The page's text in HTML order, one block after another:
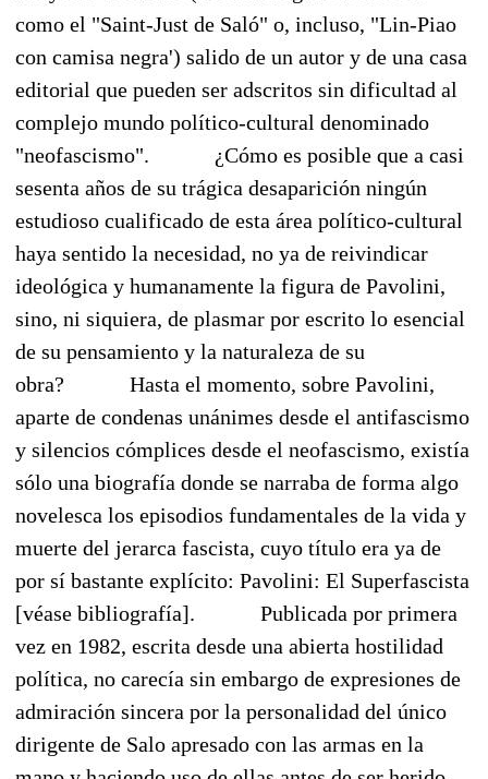
como el "Saint-Just de Saló" o, incluso, "Lin-Piao
con camisa negra') salido de un autor y de una casa
editorial que pueden ser adscritos sin dificultad al
complejo mundo político-cultural denominado
"neofascismo".
¿Cómo es posible que a casi
sesenta años de su trágica desaparición ningún
estudioso cualificado de esta área político-cultural
haya sentido la necesidad, no ya de reivindicar
ideológica y humanamente la figura de Pavolini,
sino, ni siquiera, de plasmar por escrito lo esencial
de su pensamiento y la naturaleza de su
obra?
Hasta el momento, sobre Pavolini,
aparte de condenas unánimes desde el antifascismo
y silencios cómplices desde el neofascismo, existía
sólo una biografía donde se narraba de forma algo
novelesca los episodios fundamentales de la vida y
muerte del jerarca fascista, cuyo título era ya de
por sí bastante explícito: Pavolini: El Superfascista
[véase bibliografía].
Publicada por primera
vez en 1982, escrita desde una abierta hostilidad
política, no carecía sin embargo de expresiones de
admiración sincera por la personalidad del único
dirigente de Salo apresado con las armas en la